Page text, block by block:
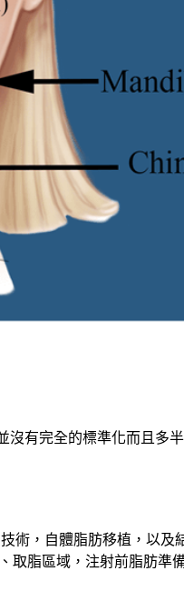
有完全的標準化而且多
術，自體脂肪移植，以及
取脂區域，注射前脂肪準